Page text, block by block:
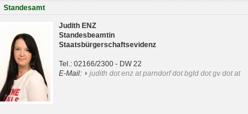
Standesamt
Judith ENZ
Standesbeamtin
Staatsbürgerschaftsevidenz
Tel.: 02166/2300 - DW 22
E-Mail:
judith dot enz at parndorf dot bgld dot gv dot at